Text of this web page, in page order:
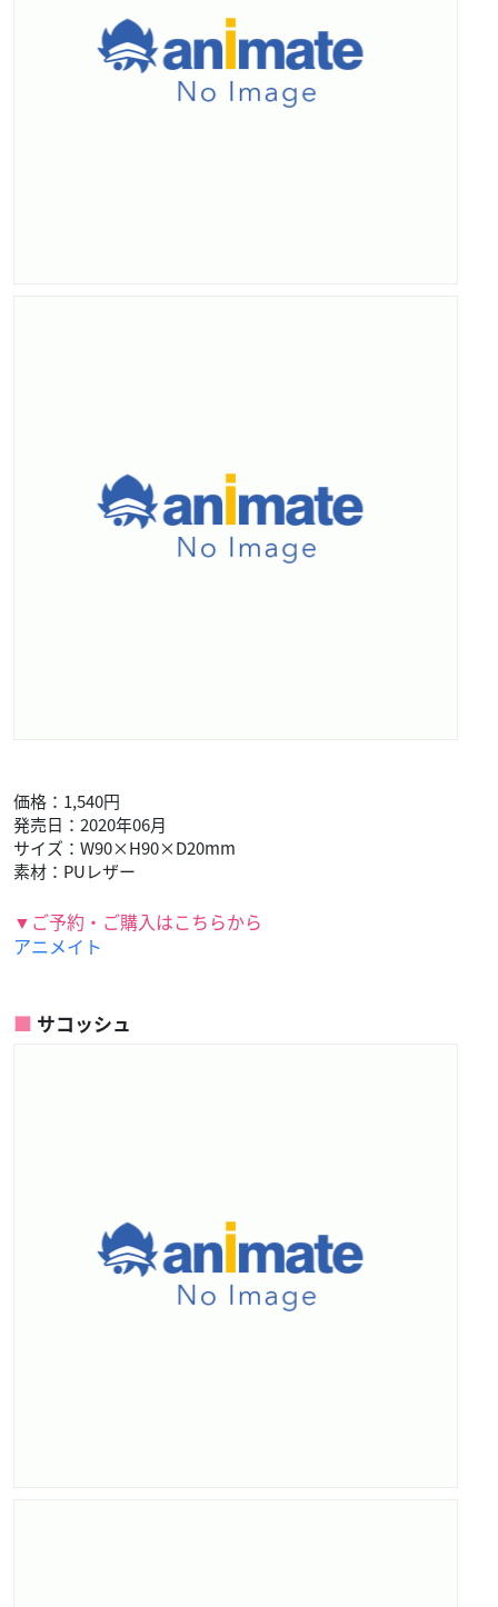
価格：1,540円
発売日：2020年06月
サイズ：W90×H90×D20mm
素材：PUレザー
▼ご予約・ご購入はこちらから
アニメイト
サコッシュ